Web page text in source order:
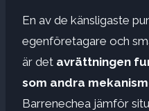
En av de känsligaste
egenföretagare och
är det avrättningen
som andra
Barrenechea jämför